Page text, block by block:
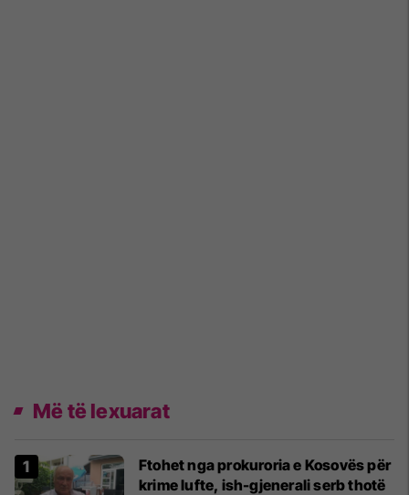
Më të lexuarat
Ftohet nga prokuroria e Kosovës për
krime lufte, ish-gjenerali serb thotë